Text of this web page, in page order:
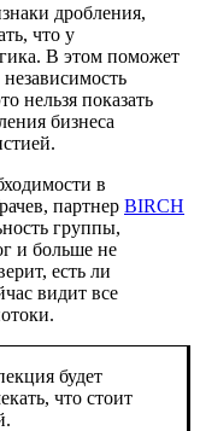
дробления,
что у
В этом поможет
нельзя показать
бизнеса
в
партнер BIRCH
группы,
и больше не
есть ли
видит все
будет
что стоит